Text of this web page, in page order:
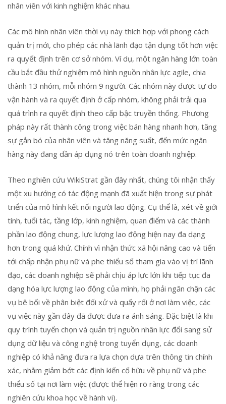
nhân viên với kinh nghiệm khác nhau.
Các mô hình nhân viên thời vụ này thích hợp với phong cách
quản trị mới, cho phép các nhà lãnh đạo tận dụng tốt hơn việc
ra quyết định trên cơ sở nhóm. Ví dụ, một ngân hàng lớn toàn
cầu bắt đầu thử nghiệm mô hình nguồn nhân lực agile, chia
thành 13 nhóm, mỗi nhóm 9 người. Các nhóm này được tự do
vận hành và ra quyết định ở cấp nhóm, không phải trải qua
quá trình ra quyết định theo cấp bậc truyền thống. Phương
pháp này rất thành công trong việc bán hàng nhanh hơn, tăng
sự gắn bó của nhân viên và tăng năng suất, đến mức ngân
hàng này đang dần áp dụng nó trên toàn doanh nghiệp.
Theo nghiên cứu WikiStrat gần đây nhất, chúng tôi nhận thấy
một xu hướng có tác động mạnh đã xuất hiện trong sự phát
triển của mô hình kết nối người lao động. Cụ thể là, xét về giới
tính, tuổi tác, tầng lớp, kinh nghiệm, quan điểm và các thành
phần lao động chung, lực lượng lao động hiện nay đa dạng
hơn trong quá khứ. Chính vì nhận thức xã hội nâng cao và tiến
tới chấp nhận phụ nữ và phe thiểu số tham gia vào vị trí lãnh
đạo, các doanh nghiệp sẽ phải chịu áp lực lớn khi tiếp tục đa
dạng hóa lực lượng lao động của mình, họ phải ngăn chặn các
vụ bê bối về phân biệt đối xử và quấy rối ở nơi làm việc, các
vụ việc này gần đây đã được đưa ra ánh sáng. Đặc biệt là khi
quy trình tuyển chọn và quản trị nguồn nhân lực đổi sang sử
dụng dữ liệu và công nghệ trong tuyển dụng, các doanh
nghiệp có khả năng đưa ra lựa chọn dựa trên thông tin chính
xác, nhằm giảm bớt các định kiến cố hữu về phụ nữ và phe
thiểu số tại nơi làm việc (được thể hiện rõ ràng trong các
nghiên cứu khoa học về hành vi).